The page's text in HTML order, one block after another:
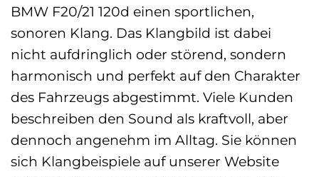
BMW F20/21 120d einen sportlichen,
sonoren Klang. Das Klangbild ist dabei
nicht aufdringlich oder störend, sondern
harmonisch und perfekt auf den Charakter
des Fahrzeugs abgestimmt. Viele Kunden
beschreiben den Sound als kraftvoll, aber
dennoch angenehm im Alltag. Sie können
sich Klangbeispiele auf unserer Website